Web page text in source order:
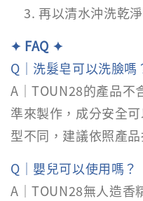
再以清水沖洗乾
✦ FAQ ✦
Q｜洗髮皂可以洗臉嗎
A｜TOUN28的產品不
準來製作，成分安全
型不同，建議依照產品
Q｜嬰兒可以使用嗎？
A｜TOUN28無人造香